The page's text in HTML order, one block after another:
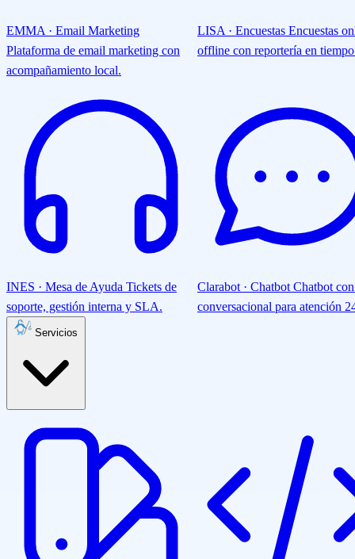
EMMA · Email Marketing
Plataforma de email marketing con
acompañamiento local.
LISA · Encuestas Encuestas
offline con reportería en
INES · Mesa de Ayuda Tickets de
soporte, gestión interna y SLA.
Clarabot · Chatbot Chatbot
conversacional para atención